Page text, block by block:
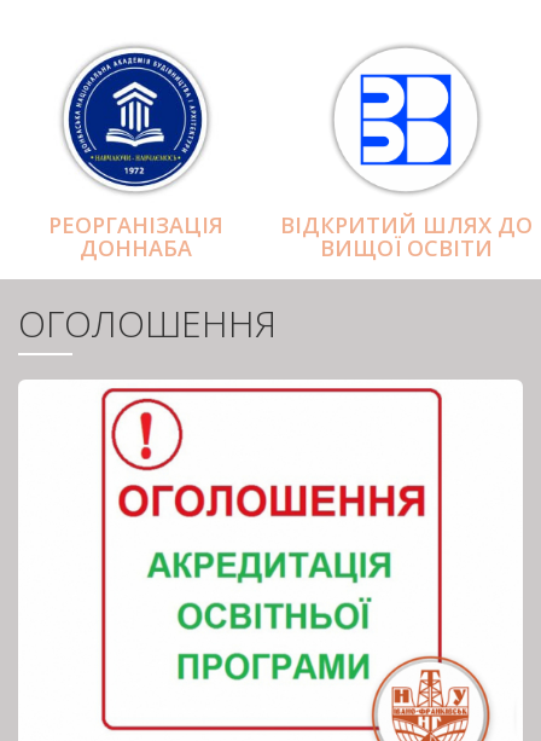
РЕОРГАНІЗАЦІЯ
ДОННАБА
ВІДКРИТИЙ ШЛЯХ ДО
ВИЩОЇ ОСВІТИ
ОГОЛОШЕННЯ